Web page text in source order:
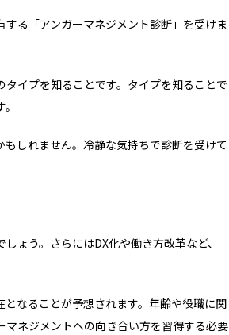
る「アンガーマネジメント診断」を受けま
イプを知ることです。タイプを知ることで
しれません。冷静な気持ちで診断を受けて
しょう。さらにはDX化や働き方改革など、
なることが予想されます。年齢や役職に関
ネジメントへの向き合い方を習得する必要